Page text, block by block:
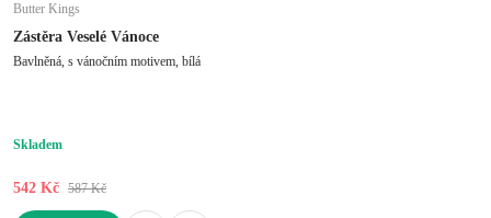
Butter Kings
Zástěra Veselé Vánoce
Bavlněná, s vánočním motivem, bílá
Skladem
542 Kč 587 Kč